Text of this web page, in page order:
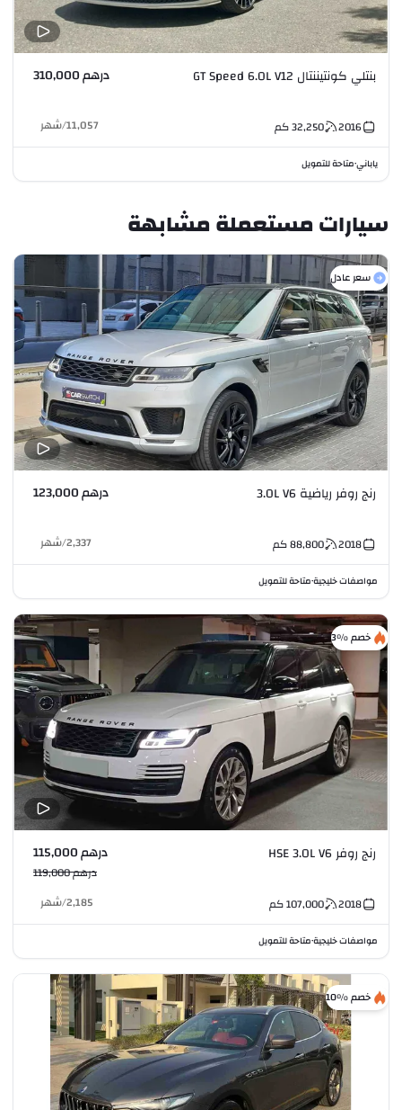
بنتلي كونتيننتال GT Speed 6.0L V12 درهم 310,000
2016
32,250كم 11,057
/شهر
ياباني•متاحة للتمويل
سيارات مستعملة مشابهة
سعر عادل
رنج روفر رياضية 3.0L V6 درهم 123,000
2018
88,800كم 2,337
/شهر
مواصفات خليجية•متاحة للتمويل
خصم %3
رنج روفر HSE 3.0L V6 درهم 115,000
درهم 119,000
2018
107,000كم 2,185
/شهر
مواصفات خليجية•متاحة للتمويل
خصم %10